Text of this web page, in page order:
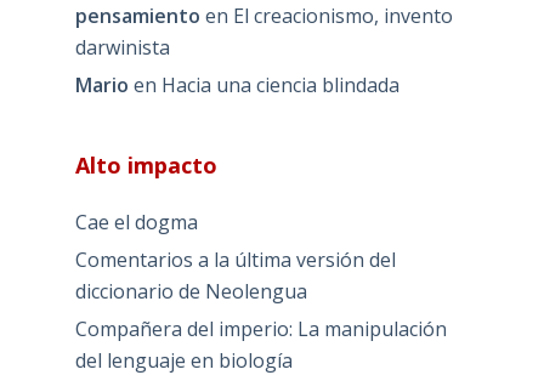
pensamiento en El creacionismo, invento
darwinista
Mario en Hacia una ciencia blindada
Alto impacto
Cae el dogma
Comentarios a la última versión del
diccionario de Neolengua
Compañera del imperio: La manipulación
del lenguaje en biología